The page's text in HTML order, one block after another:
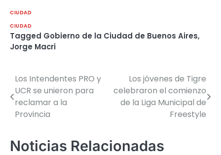
CIUDAD
CIUDAD
Tagged Gobierno de la Ciudad de Buenos Aires,
Jorge Macri
Navegación
de
entradas
Los Intendentes PRO y
UCR se unieron para
reclamar a la
Provincia
Los jóvenes de Tigre
celebraron el comienzo
de la Liga Municipal de
Freestyle
Noticias Relacionadas